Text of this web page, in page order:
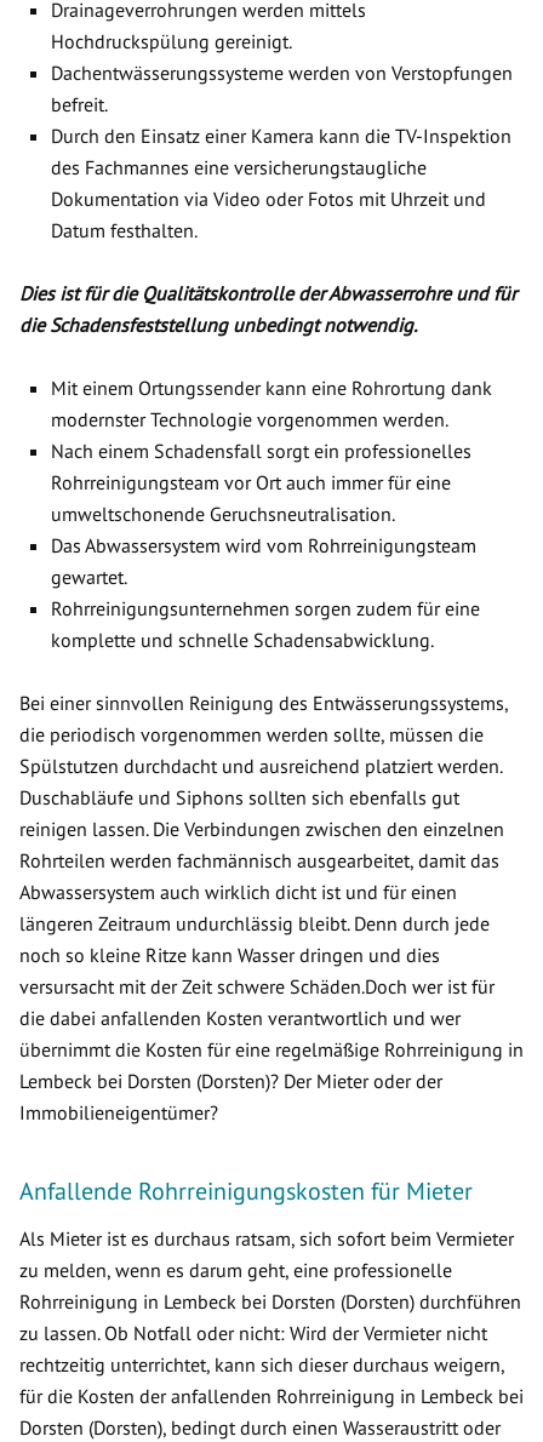
Drainageverrohrungen werden mittels
Hochdruckspülung gereinigt.
Dachentwässerungssysteme werden von Verstopfungen
befreit.
Durch den Einsatz einer Kamera kann die TV-Inspektion
des Fachmannes eine versicherungstaugliche
Dokumentation via Video oder Fotos mit Uhrzeit und
Datum festhalten.
Dies ist für die Qualitätskontrolle der Abwasserrohre und für
die Schadensfeststellung unbedingt notwendig.
Mit einem Ortungssender kann eine Rohrortung dank
modernster Technologie vorgenommen werden.
Nach einem Schadensfall sorgt ein professionelles
Rohrreinigungsteam vor Ort auch immer für eine
umweltschonende Geruchsneutralisation.
Das Abwassersystem wird vom Rohrreinigungsteam
gewartet.
Rohrreinigungsunternehmen sorgen zudem für eine
komplette und schnelle Schadensabwicklung.
Bei einer sinnvollen Reinigung des Entwässerungssystems,
die periodisch vorgenommen werden sollte, müssen die
Spülstutzen durchdacht und ausreichend platziert werden.
Duschabläufe und Siphons sollten sich ebenfalls gut
reinigen lassen. Die Verbindungen zwischen den einzelnen
Rohrteilen werden fachmännisch ausgearbeitet, damit das
Abwassersystem auch wirklich dicht ist und für einen
längeren Zeitraum undurchlässig bleibt. Denn durch jede
noch so kleine Ritze kann Wasser dringen und dies
versursacht mit der Zeit schwere Schäden.Doch wer ist für
die dabei anfallenden Kosten verantwortlich und wer
übernimmt die Kosten für eine regelmäßige Rohrreinigung in
Lembeck bei Dorsten (Dorsten)? Der Mieter oder der
Immobilieneigentümer?
Anfallende Rohrreinigungskosten für Mieter
Als Mieter ist es durchaus ratsam, sich sofort beim Vermieter
zu melden, wenn es darum geht, eine professionelle
Rohrreinigung in Lembeck bei Dorsten (Dorsten) durchführen
zu lassen. Ob Notfall oder nicht: Wird der Vermieter nicht
rechtzeitig unterrichtet, kann sich dieser durchaus weigern,
für die Kosten der anfallenden Rohrreinigung in Lembeck bei
Dorsten (Dorsten), bedingt durch einen Wasseraustritt oder